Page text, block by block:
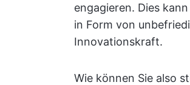
engagieren. Dies
in Form von
Innovationskraft.
Wie können Sie also